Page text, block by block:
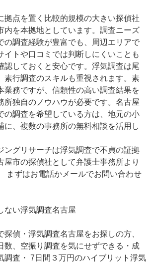
拠点を置く比較的規模の大きい探偵社
内を本拠地としています。調査ニーズ
の調査経験が豊富でも、周辺エリアで
イトや口コミでは判断しにくいことも
認しておくと安心です。浮気調査は尾
素行調査のスキルも重視されます。素
業務ですが、信頼性の高い調査結果を
所独自のノウハウが必要です。名古屋
の調査を希望している方は、地元の小
に、複数の事務所の無料相談を活用し
ングリサーチは浮気調査で不貞の証拠
屋市の探偵社として弁護士事務所より
まずはお電話かメールでお問い合わせ
ない浮気調査名古屋
探偵・浮気調査名古屋をお探しの方、
、空振り調査を気にせずできる・成
調査・ 7日間３万円のハイブリット浮気